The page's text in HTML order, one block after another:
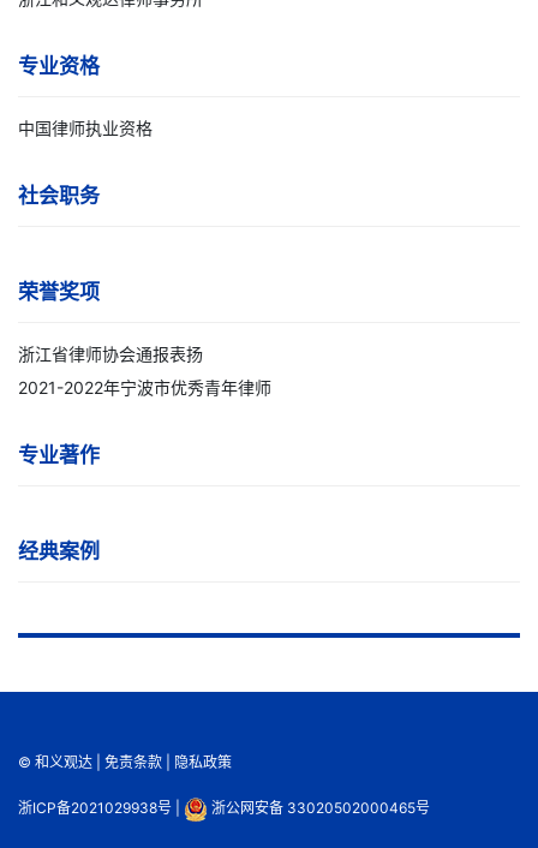
专业资格
中国律师执业资格
社会职务
荣誉奖项
浙江省律师协会通报表扬
2021-2022年宁波市优秀青年律师
专业著作
经典案例
© 和义观达 | 免责条款 隐私政策
浙ICP备2021029938号 浙公网安备 33020502000465号